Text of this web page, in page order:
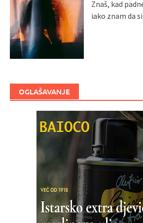
Znaš, kad
iako znam da si
OGLAŠAVANJE